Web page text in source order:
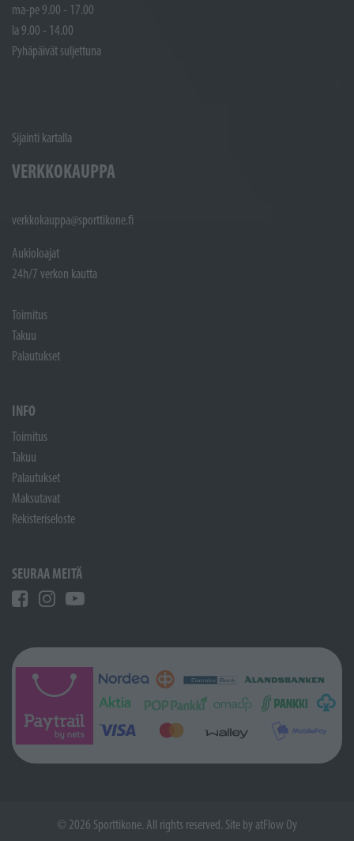
ma-pe 9.00 - 17.00
la 9.00 - 14.00
Pyhäpäivät suljettuna
Sijainti kartalla
VERKKOKAUPPA
verkkokauppa@sporttikone.fi
Aukioloajat
24h/7 verkon kautta
Toimitus
Takuu
Palautukset
INFO
Toimitus
Takuu
Palautukset
Maksutavat
Rekisteriseloste
SEURAA MEITÄ
© 2026 Sporttikone. All rights reserved. Site by atFlow Oy